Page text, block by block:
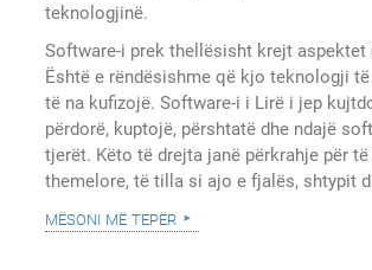
teknologjinë.
Software-i prek thellësisht krejt aspektet
Është e rëndësishme që kjo teknologji
të na kufizojë. Software-i i Lirë i jep
përdorë, kuptojë, përshtatë dhe ndajë
tjerët. Këto të drejta janë përkrahje për
themelore, të tilla si ajo e fjalës, shtypit
mësoni më tepër